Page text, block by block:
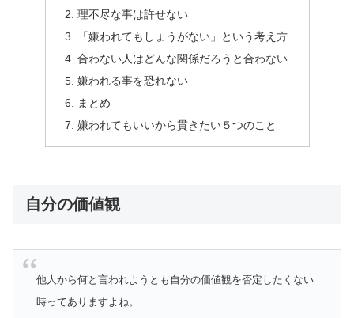
理不尽な事は許せない
「嫌われてもしょうがない」という考え方
合わない人はどんな関係だろうと合わない
嫌われる事を恐れない
まとめ
嫌われてもいいから貫きたい５つのこと
自分の価値観
他人から何と言われようとも自分の価値観を否定したくない
時ってありますよね。